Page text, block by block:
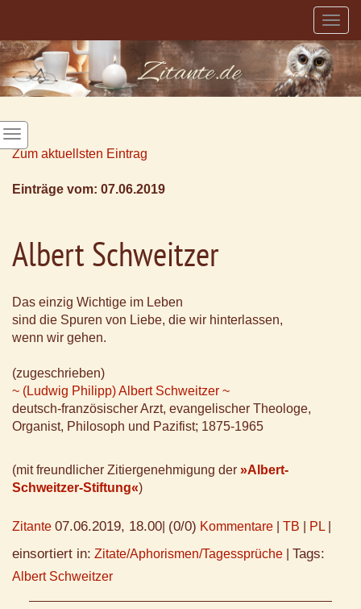
Zum aktuellsten Eintrag
Einträge vom: 07.06.2019
Albert Schweitzer
Das einzig Wichtige im Leben
sind die Spuren von Liebe, die wir hinterlassen,
wenn wir gehen.
(zugeschrieben)
~ (Ludwig Philipp) Albert Schweitzer ~
deutsch-französischer Arzt, evangelischer Theologe,
Organist, Philosoph und Pazifist; 1875-1965
(mit freundlicher Zitiergenehmigung der »Albert-
Schweitzer-Stiftung«)
Zitante 07.06.2019, 18.00 (0/0) Kommentare TB PL
einsortiert in: Zitate/Aphorismen/Tagessprüche Tags:
Albert Schweitzer